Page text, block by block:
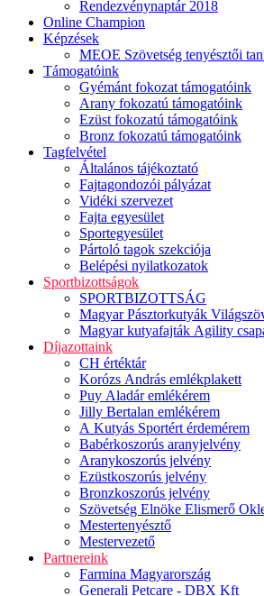
Rendezvénynaptár 2018
Online Champion
Képzések
MEOE Szövetség tenyésztői
Támogatóink
Gyémánt fokozat támogatóink
Arany fokozatú támogatóink
Ezüst fokozatú támogatóink
Bronz fokozatú támogatóink
Tagfelvétel
Általános tájékoztató
Fajtagondozói pályázat
Vidéki szervezet
Fajta egyesület
Sportegyesület
Pártoló tagok szekciója
Belépési nyilatkozatok
Sportbizottságok
SPORTBIZOTTSÁG
Magyar Pásztorkutyák
Magyar kutyafajták Agility
Díjazottaink
CH értéktár
Korózs András emlékplakett
Puy Aladár emlékérem
Jilly Bertalan emlékérem
A Kutyás Sportért érdemérem
Babérkoszorús aranyjelvény
Aranykoszorús jelvény
Ezüstkoszorús jelvény
Bronzkoszorús jelvény
Szövetség Elnöke Elismerő
Mestertenyésztő
Mestervezető
Partnereink
Farmina Magyarország
Generali Petcare - DBX Kft